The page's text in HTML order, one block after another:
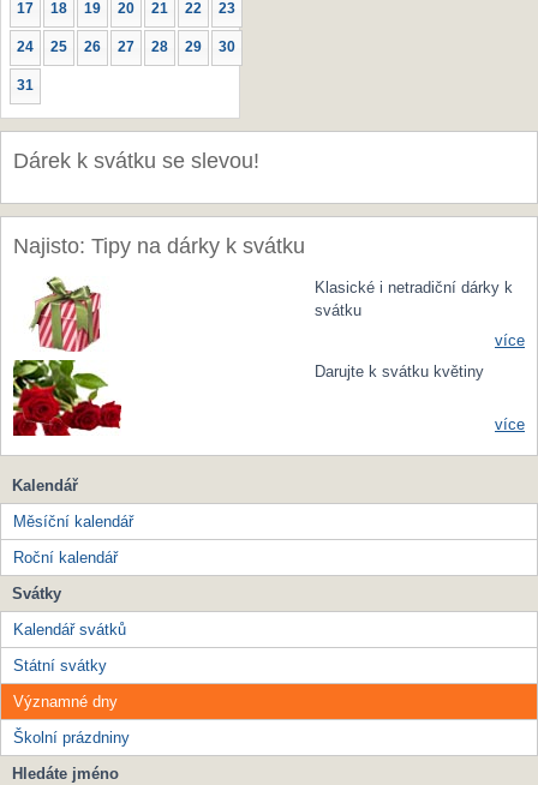
17 18 19 20 21 22 23
24 25 26 27 28 29 30
31
Dárek k svátku se slevou!
Najisto: Tipy na dárky k svátku
Klasické i netradiční dárky k
svátku
více
Darujte k svátku květiny
více
Kalendář
Měsíční kalendář
Roční kalendář
Svátky
Kalendář svátků
Státní svátky
Významné dny
Školní prázdniny
Hledáte jméno